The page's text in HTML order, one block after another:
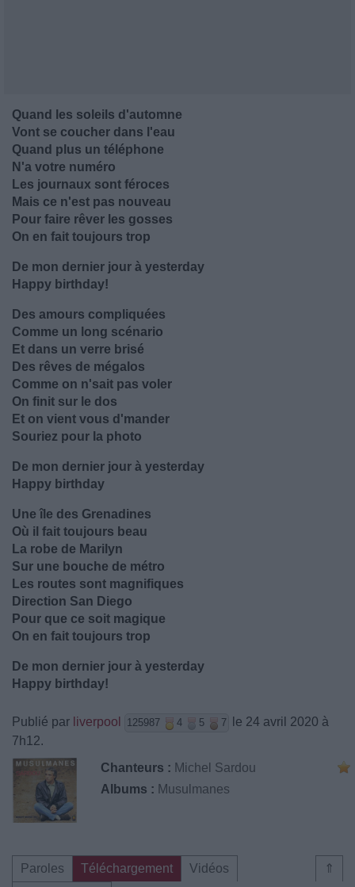
Quand les soleils d'automne
Vont se coucher dans l'eau
Quand plus un téléphone
N'a votre numéro
Les journaux sont féroces
Mais ce n'est pas nouveau
Pour faire rêver les gosses
On en fait toujours trop
De mon dernier jour à yesterday
Happy birthday!
Des amours compliquées
Comme un long scénario
Et dans un verre brisé
Des rêves de mégalos
Comme on n'sait pas voler
On finit sur le dos
Et on vient vous d'mander
Souriez pour la photo
De mon dernier jour à yesterday
Happy birthday
Une île des Grenadines
Où il fait toujours beau
La robe de Marilyn
Sur une bouche de métro
Les routes sont magnifiques
Direction San Diego
Pour que ce soit magique
On en fait toujours trop
De mon dernier jour à yesterday
Happy birthday!
Publié par liverpool 125987 4 5 7
le 24 avril 2020 à
7h12.
Chanteurs : Michel Sardou
Albums : Musulmanes
⇑
Paroles Téléchargement
Vidéos